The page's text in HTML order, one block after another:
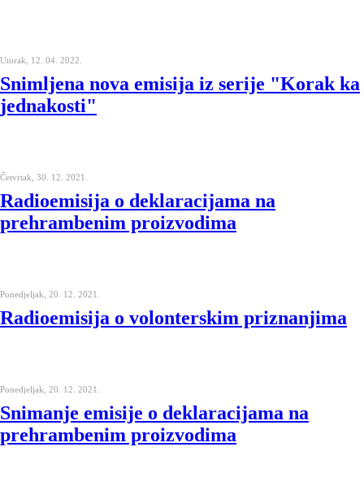
Utorak, 12. 04. 2022.
Snimljena nova emisija iz serije "Korak ka
jednakosti"
Četvrtak, 30. 12. 2021.
Radioemisija o deklaracijama na
prehrambenim proizvodima
Ponedjeljak, 20. 12. 2021.
Radioemisija o volonterskim priznanjima
Ponedjeljak, 20. 12. 2021.
Snimanje emisije o deklaracijama na
prehrambenim proizvodima